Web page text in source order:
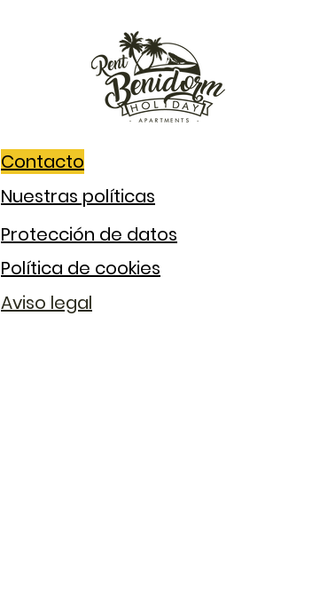
Contacto
Nuestras políticas
Protección de datos
Política de cookies
Aviso legal